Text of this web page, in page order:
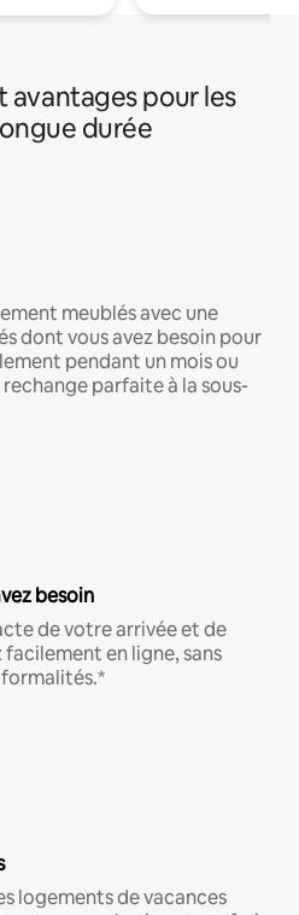
pour les
durée
meublés avec une
dont vous avez besoin pour
pendant un mois ou
parfaite à la sous-
besoin
de votre arrivée et de
en ligne, sans
logements de vacances